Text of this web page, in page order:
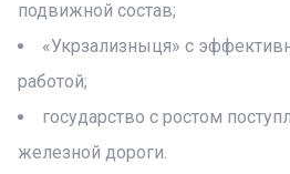
подвижной состав;
«Укрзализныця» с
работой;
государство с ростом
железной дороги.